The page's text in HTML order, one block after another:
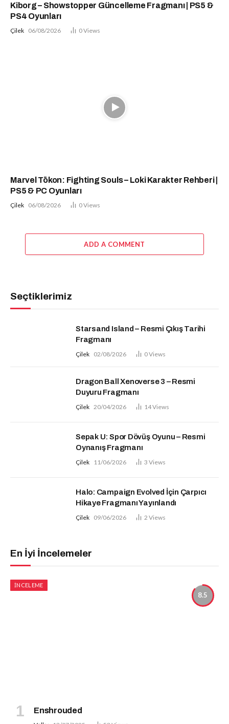
Kiborg – Showstopper Güncelleme Fragmanı | PS5 &
PS4 Oyunları
Çilek 06/08/2026 0Views
Marvel Tōkon: Fighting Souls – Loki Karakter Rehberi |
PS5 & PC Oyunları
Çilek 06/08/2026 0Views
ADD A COMMENT
Seçtiklerimiz
Starsand Island – Resmi Çıkış Tarihi
Fragmanı
Çilek 02/08/2026 0Views
Dragon Ball Xenoverse 3 – Resmi
Duyuru Fragmanı
Çilek 20/04/2026 14Views
Sepak U: Spor Dövüş Oyunu – Resmi
Oynanış Fragmanı
Çilek 11/06/2026 3 Views
Halo: Campaign Evolved İçin Çarpıcı
Hikaye Fragmanı Yayınlandı
Çilek 09/06/2026 2 Views
En İyi İncelemeler
8.5
İNCELEME
Enshrouded